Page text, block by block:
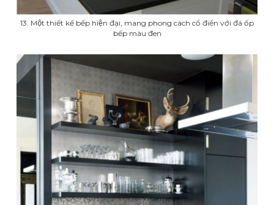
13. Một thiết kế bếp hiện đại, mang phong cách cổ điển với đá ốp
bếp màu đen